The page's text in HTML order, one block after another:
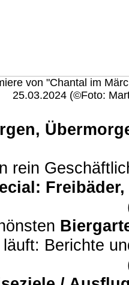
von "Chantal im
25.03.2024 (©Foto:
rein
läuft: Berichte